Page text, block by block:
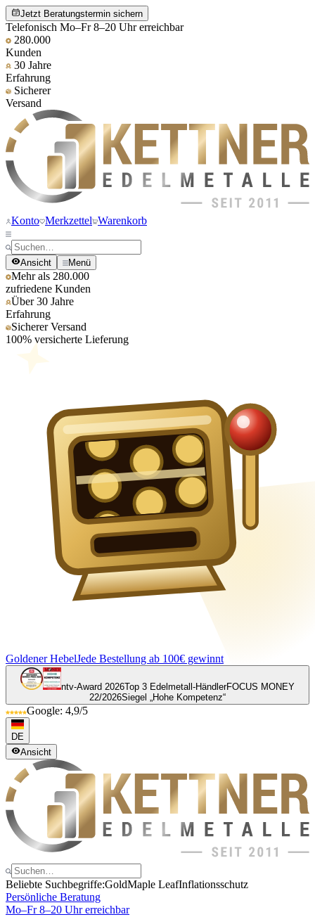
Jetzt Beratungstermin sichern
Telefonisch Mo–Fr 8–20 Uhr erreichbar
280.000
Kunden
30 Jahre
Erfahrung
Sicherer
Versand
Konto Merkzettel Warenkorb
Ansicht Menü
Mehr als 280.000
zufriedene Kunden
Über 30 Jahre
Erfahrung
Sicherer Versand
100% versicherte Lieferung
Goldener HebelJede Bestellung ab 100€ gewinnt
ntv-Award 2026Top 3 Edelmetall-HändlerFOCUS MONEY
22/2026Siegel „Hohe Kompetenz“
Google: 4,9/5
DE
Ansicht
Beliebte Suchbegriffe:GoldMaple LeafInflationsschutz
Persönliche Beratung
Mo–Fr 8–20 Uhr erreichbar